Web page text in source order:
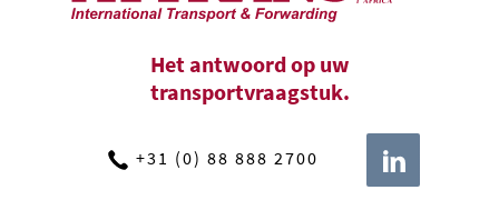
Het antwoord op uw
transportvraagstuk.
+31 (0) 88 888 2700